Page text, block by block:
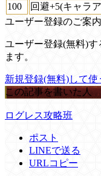
100
回避+5(キャラ
ユーザー登録のご案内
ユーザー登録(無料)
ます。
新規登録(無料)して使
この記事を書いた人
ログレス攻略班
ポスト
LINEで送る
URLコピー